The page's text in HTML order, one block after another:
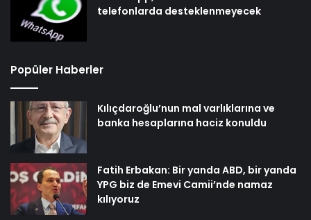
telefonlarda desteklenmeyecek
Popüler Haberler
Kılıçdaroğlu’nun mal varlıklarına ve
banka hesaplarına haciz konuldu
Fatih Erbakan: Bir yanda ABD, bir yanda
YPG biz de Emevi Camii’nde namaz
kılıyoruz